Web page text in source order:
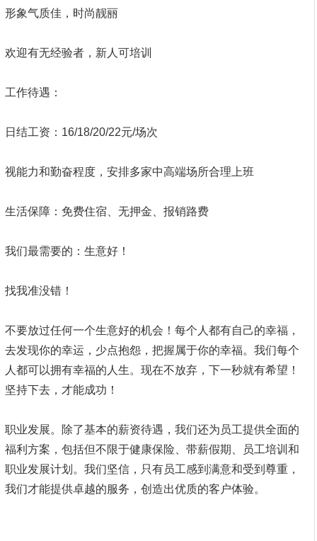
形象气质佳，时尚靓丽
欢迎有无经验者，新人可培训
工作待遇：
日结工资：16/18/20/22元/场次
视能力和勤奋程度，安排多家中高端场所合理上班
生活保障：免费住宿、无押金、报销路费
我们最需要的：生意好！
找我准没错！
不要放过任何一个生意好的机会！每个人都有自己的幸福，
去发现你的幸运，少点抱怨，把握属于你的幸福。我们每个
人都可以拥有幸福的人生。现在不放弃，下一秒就有希望！
坚持下去，才能成功！
职业发展。除了基本的薪资待遇，我们还为员工提供全面的
福利方案，包括但不限于健康保险、带薪假期、员工培训和
职业发展计划。我们坚信，只有员工感到满意和受到尊重，
我们才能提供卓越的服务，创造出优质的客户体验。